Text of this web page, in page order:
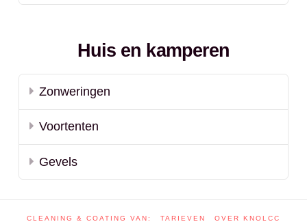
Huis en kamperen
Zonweringen
Voortenten
Gevels
CLEANING & COATING VAN: TARIEVEN
OVER KNOLCC